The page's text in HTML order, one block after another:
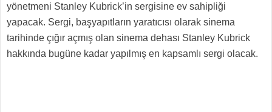
yönetmeni Stanley Kubrick’in sergisine ev sahipliği
yapacak. Sergi, başyapıtların yaratıcısı olarak sinema
tarihinde çığır açmış olan sinema dehası Stanley Kubrick
hakkında bugüne kadar yapılmış en kapsamlı sergi olacak.